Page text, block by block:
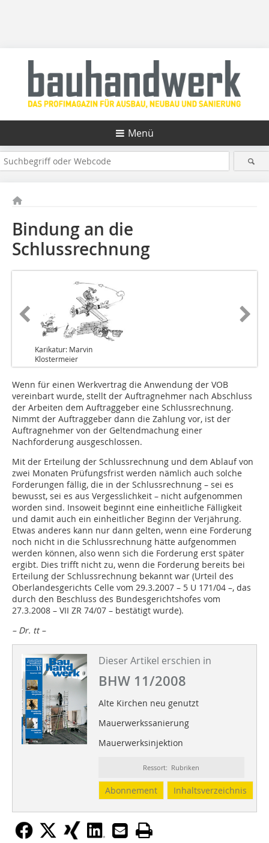
Menü
Bindung an die
Schlussrechnung
Karikatur: Marvin
Klostermeier
Wenn für einen Werkvertrag die Anwendung der VOB
vereinbart wurde, stellt der Auftragnehmer nach Abschluss
der Arbeiten dem Auftraggeber eine Schlussrechnung.
Nimmt der Auftraggeber dann die Zahlung vor, ist der
Auftragnehmer von der Geltendmachung einer
Nachforderung ausgeschlossen.
Mit der Erteilung der Schlussrechnung und dem Ablauf von
zwei Monaten Prüfungsfrist werden nämlich auch solche
Forderungen fällig, die in der Schlussrechnung – sei es
bewusst, sei es aus Vergesslichkeit – nicht aufgenommen
worden sind. Insoweit beginnt eine einheitliche Fälligkeit
und damit auch ein einheitlicher Beginn der Verjährung.
Etwas anderes kann nur dann gelten, wenn eine Forderung
noch nicht in die Schlussrechnung hätte aufgenommen
werden können, also wenn sich die Forderung erst später
ergibt. Dies trifft nicht zu, wenn die Forderung bereits bei
Erteilung der Schlussrechnung bekannt war (Urteil des
Oberlandesgerichts Celle vom 29.3.2007 – 5 U 171/04 –, das
durch den Beschluss des Bundesgerichtshofes vom
27.3.2008 – VII ZR 74/07 – bestätigt wurde).
– Dr. tt –
Dieser Artikel erschien in
BHW 11/2008
Alte Kirchen neu genutzt
Mauerwerkssanierung
Mauerwerksinjektion
Ressort: Rubriken
Abonnement Inhaltsverzeichnis